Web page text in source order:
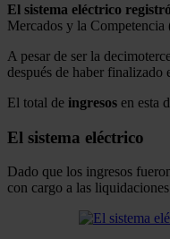
El sistema eléctrico
Mercados y la
A pesar de ser la
después de haber
El total de ingresos en esta
El sistema eléctrico
Dado que los ingresos
con cargo a las